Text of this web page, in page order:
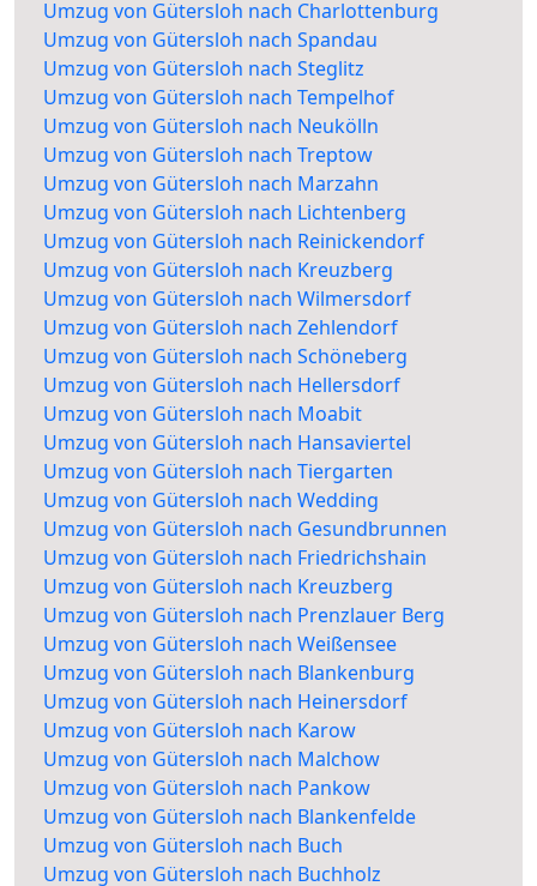
Umzug von Gütersloh nach Charlottenburg
Umzug von Gütersloh nach Spandau
Umzug von Gütersloh nach Steglitz
Umzug von Gütersloh nach Tempelhof
Umzug von Gütersloh nach Neukölln
Umzug von Gütersloh nach Treptow
Umzug von Gütersloh nach Marzahn
Umzug von Gütersloh nach Lichtenberg
Umzug von Gütersloh nach Reinickendorf
Umzug von Gütersloh nach Kreuzberg
Umzug von Gütersloh nach Wilmersdorf
Umzug von Gütersloh nach Zehlendorf
Umzug von Gütersloh nach Schöneberg
Umzug von Gütersloh nach Hellersdorf
Umzug von Gütersloh nach Moabit
Umzug von Gütersloh nach Hansaviertel
Umzug von Gütersloh nach Tiergarten
Umzug von Gütersloh nach Wedding
Umzug von Gütersloh nach Gesundbrunnen
Umzug von Gütersloh nach Friedrichshain
Umzug von Gütersloh nach Kreuzberg
Umzug von Gütersloh nach Prenzlauer Berg
Umzug von Gütersloh nach Weißensee
Umzug von Gütersloh nach Blankenburg
Umzug von Gütersloh nach Heinersdorf
Umzug von Gütersloh nach Karow
Umzug von Gütersloh nach Malchow
Umzug von Gütersloh nach Pankow
Umzug von Gütersloh nach Blankenfelde
Umzug von Gütersloh nach Buch
Umzug von Gütersloh nach Buchholz